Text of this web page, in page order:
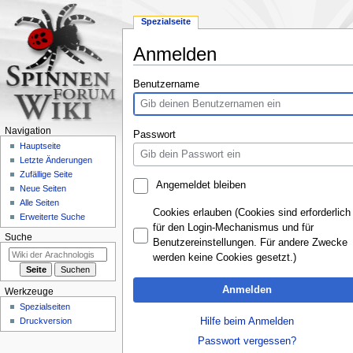
Anmelden
Zur
Navigation
springen
Zur
Suche
springen
Benutzername
Passwort
Angemeldet bleiben
Cookies erlauben (Cookies sind erforderlich
für den Login-Mechanismus und für
Benutzereinstellungen. Für andere Zwecke
werden keine Cookies gesetzt.)
Anmelden
Hilfe beim Anmelden
Passwort vergessen?
Spezialseite
Navigation
Hauptseite
Letzte Änderungen
Zufällige Seite
Neue Seiten
Alle Seiten
Erweiterte Suche
Suche
Werkzeuge
Spezialseiten
Druckversion